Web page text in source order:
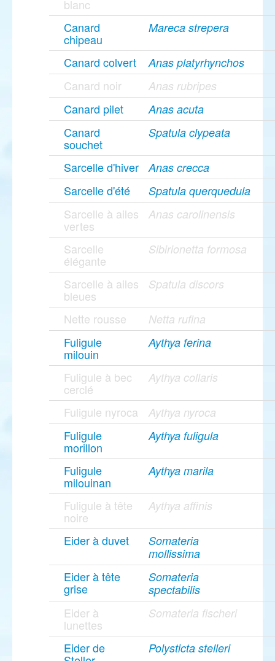
blanc
Canard
chipeau
Mareca strepera
Canard colvert Anas platyrhynchos
Canard noir Anas rubripes
Canard pilet Anas acuta
Canard
souchet
Spatula clypeata
Sarcelle d'hiver Anas crecca
Sarcelle d'été Spatula querquedula
Sarcelle à ailes
vertes
Anas carolinensis
Sarcelle
élégante
Sibirionetta formosa
Sarcelle à ailes
bleues
Spatula discors
Nette rousse Netta rufina
Fuligule
milouin
Aythya ferina
Fuligule à bec
cerclé
Aythya collaris
Fuligule nyroca Aythya nyroca
Fuligule
morillon
Aythya fuligula
Fuligule
milouinan
Aythya marila
Fuligule à tête
noire
Aythya affinis
Eider à duvet
Somateria
mollissima
Eider à tête
grise
Somateria
spectabilis
Eider à
lunettes
Somateria fischeri
Eider de Polysticta stelleri